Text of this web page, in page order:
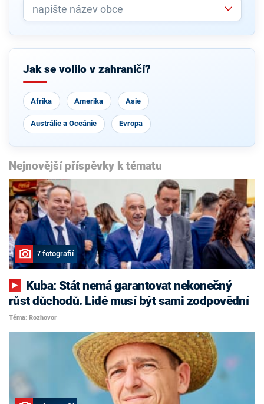
Jak se volilo v zahraničí?
Afrika Amerika Asie
Austrálie a Oceánie Evropa
Nejnovější příspěvky k tématu
7 fotografií
růst důchodů. Lidé musí být sami zodpovědní
Téma: Rozhovor